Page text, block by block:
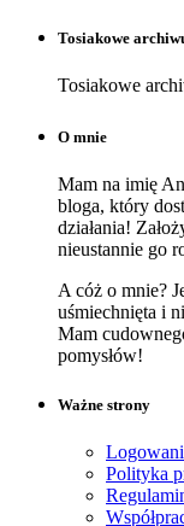
Tosiakowe
Tosiakowe
O mnie
Mam na imię
bloga, który
działania!
nieustannie go
A cóż o mnie?
uśmiechnięta i
Mam
pomysłów!
Ważne strony
Polityka